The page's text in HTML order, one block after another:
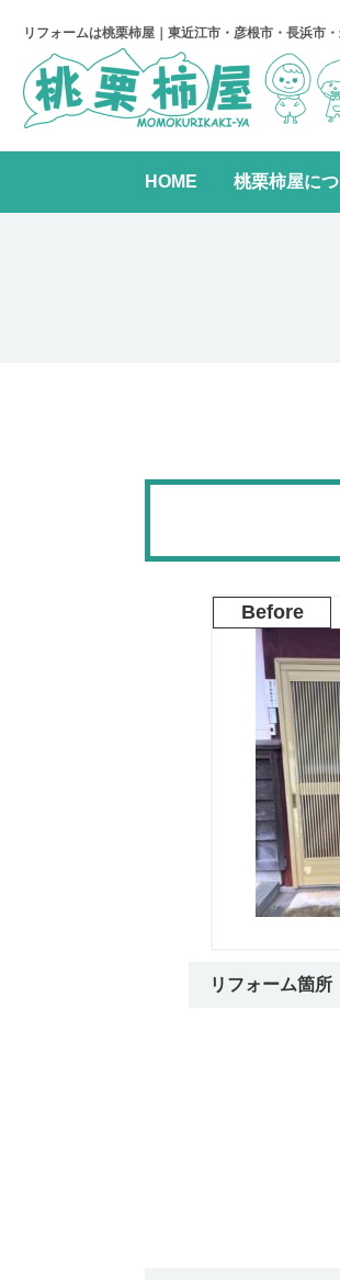
リフォームは桃栗柿屋｜東近江市・彦根市・長浜市
HOME 桃栗柿屋に
Before
リフォーム箇所